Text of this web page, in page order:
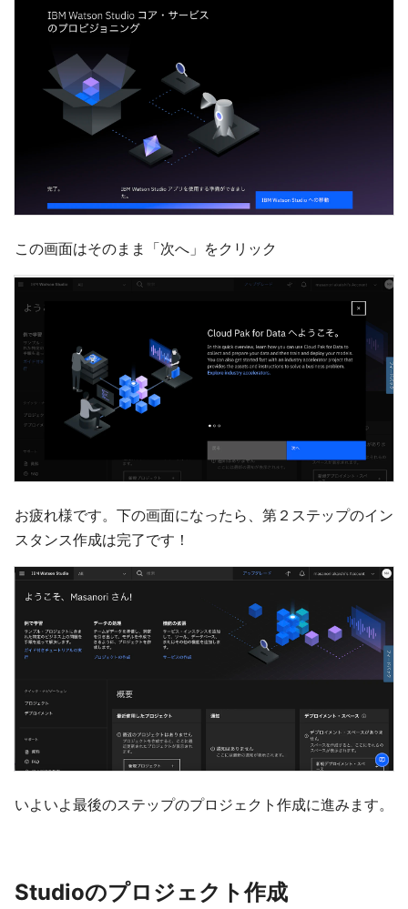
この画面はそのまま「次へ」をクリック
お疲れ様です。下の画面になったら、第２ステップのイン
スタンス作成は完了です！
いよいよ最後のステップのプロジェクト作成に進みます。
Studioのプロジェクト作成